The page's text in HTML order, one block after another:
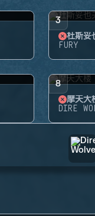
3
杜斯妥
FURY
8
摩天大
DIRE